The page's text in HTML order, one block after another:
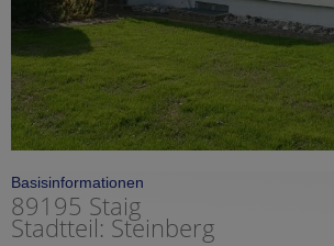
Basisinformationen
89195 Staig
Stadtteil: Steinberg